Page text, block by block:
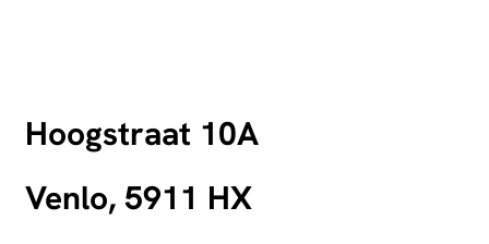
Hoogstraat 10A
Venlo, 5911 HX